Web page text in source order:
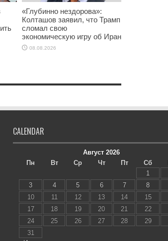
«Глубинно нездорова»:
Колташов заявил, что Трамп
сломал свою
экономическую игру об Иран
08.08.2026
CALENDAR
Август 2026
Пн
Вт Ср Чт Пт Сб
1
3
4 5 6 7 8
10
11 12 13 14 15
17
18 19 20 21 22
24
25 26 27 28 29
31